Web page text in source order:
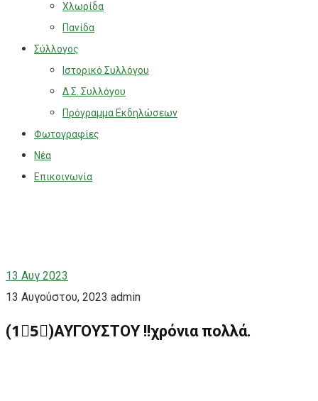
Χλωρίδα
Πανίδα
Σύλλογος
Ιστορικό Συλλόγου
Δ.Σ. Συλλόγου
Πρόγραμμα Εκδηλώσεων
Φωτογραφίες
Νέα
Επικοινωνία
13 Αυγ 2023
13 Αυγούστου, 2023 admin
(1⃣5⃣)ΑΥΓΟΥΣΤΟΥ !!χρόνια πολλά.